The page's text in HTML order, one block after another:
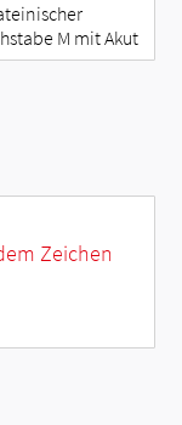
M mit Akut
Zeichen